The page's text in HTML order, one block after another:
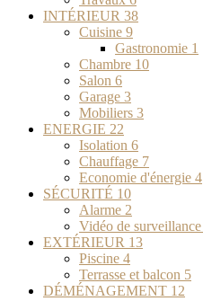
INTÉRIEUR 38
Cuisine 9
Gastronomie 1
Chambre 10
Salon 6
Garage 3
Mobiliers 3
ENERGIE 22
Isolation 6
Chauffage 7
Economie d'énergie 4
SÉCURITÉ 10
Alarme 2
Vidéo de surveillance
EXTÉRIEUR 13
Piscine 4
Terrasse et balcon 5
DÉMÉNAGEMENT 12